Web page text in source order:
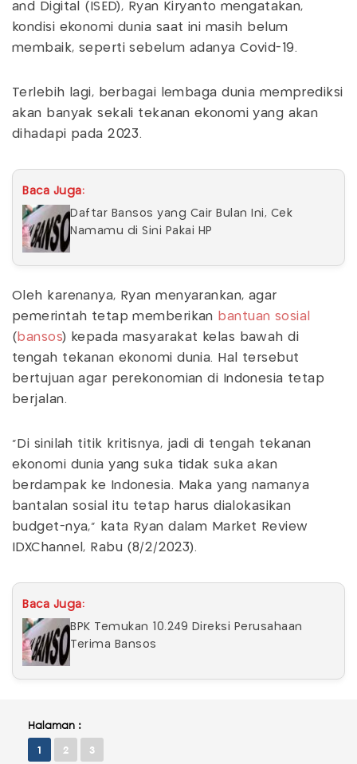
and Digital (ISED), Ryan Kiryanto mengatakan,
kondisi ekonomi dunia saat ini masih belum
membaik, seperti sebelum adanya Covid-19.
Terlebih lagi, berbagai lembaga dunia memprediksi
akan banyak sekali tekanan ekonomi yang akan
dihadapi pada 2023.
Baca Juga:
Daftar Bansos yang Cair Bulan Ini, Cek
Namamu di Sini Pakai HP
Oleh karenanya, Ryan menyarankan, agar
pemerintah tetap memberikan bantuan sosial
( bansos) kepada masyarakat kelas bawah di
tengah tekanan ekonomi dunia. Hal tersebut
bertujuan agar perekonomian di Indonesia tetap
berjalan.
"Di sinilah titik kritisnya, jadi di tengah tekanan
ekonomi dunia yang suka tidak suka akan
berdampak ke Indonesia. Maka yang namanya
bantalan sosial itu tetap harus dialokasikan
budget-nya," kata Ryan dalam Market Review
IDXChannel, Rabu (8/2/2023).
Baca Juga:
BPK Temukan 10.249 Direksi Perusahaan
Terima Bansos
Halaman :
1 2 3